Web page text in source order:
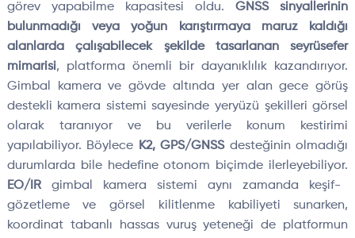
görev yapabilme kapasitesi oldu.GNSS sinyallerinin
bulunmadığı veya yoğun karıştırmaya maruz kaldığı
alanlarda çalışabilecek şekilde tasarlanan seyrüsefer
mimarisi, platforma önemli bir dayanıklılık kazandırıyor.
Gimbal kamera ve gövde altında yer alan gece görüş
destekli kamera sistemi sayesinde yeryüzü şekilleri görsel
olarak taranıyor ve bu verilerle konum kestirimi
yapılabiliyor. Böylece
K2, GPS/GNSSdesteğinin olmadığı
durumlarda bile hedefine otonom biçimde ilerleyebiliyor.
EO/IRgimbal kamera sistemi aynı zamanda keşif-
gözetleme ve görsel kilitlenme kabiliyeti sunarken,
koordinat tabanlı hassas vuruş yeteneği de platformun